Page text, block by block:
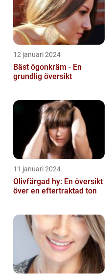
12 januari 2024
Bäst ögonkräm - En
grundlig översikt
11 januari 2024
Olivfärgad hy: En översikt
över en eftertraktad ton